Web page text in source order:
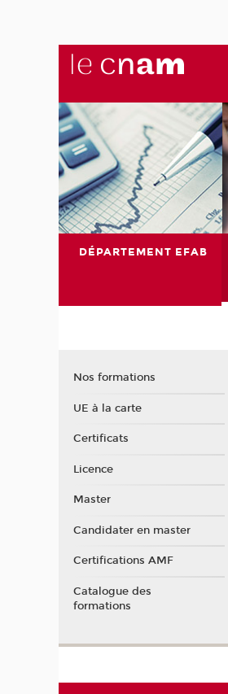
DÉPARTEMENT EFAB
Nos formations
UE à la carte
Certificats
Licence
Master
Candidater en master
Certifications AMF
Catalogue des
formations